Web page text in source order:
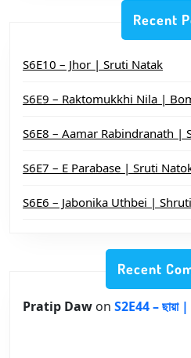
Recent
S6E10 – Jhor | Sruti Natak
S6E9 – Raktomukkhi Nila |
S6E8 – Aamar Rabindranath |
S6E7 – E Parabase | Sruti
S6E6 – Jabonika Uthbei |
Recent
Pratip Daw on S2E44 – ছায়া |